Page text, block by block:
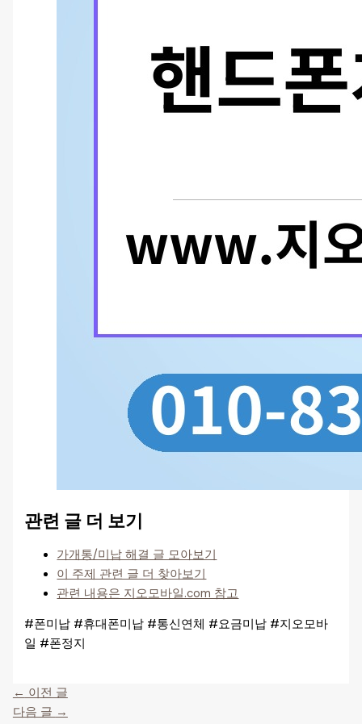
관련 글 더 보기
가개통/미납 해결 글 모아보기
이 주제 관련 글 더 찾아보기
관련 내용은 지오모바일.com 참고
#폰미납 #휴대폰미납 #통신연체 #요금미납 #지오모바
일 #폰정지
← 이전 글
다음 글 →